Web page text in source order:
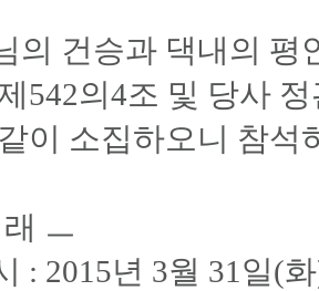
의 건승과 댁내의 평
542의4조 및 당사
이 소집하오니 참석
ㅡ
: 2015년 3월 31일(